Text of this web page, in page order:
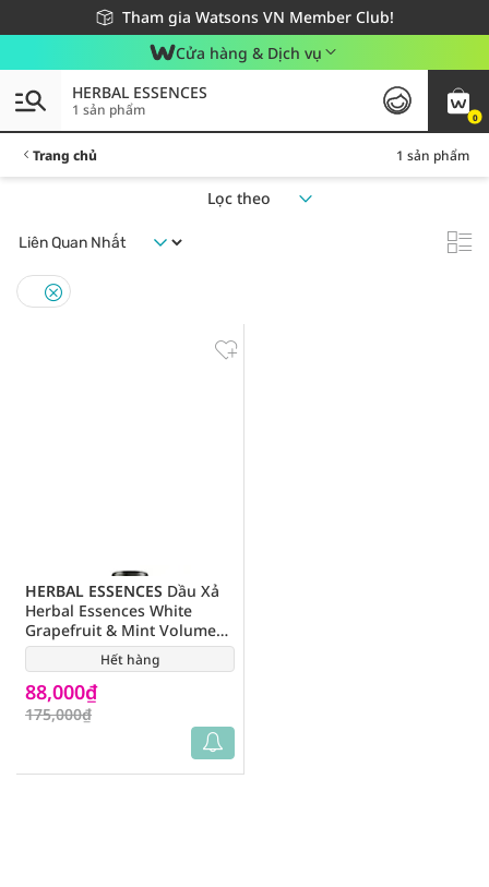
Tham gia Watsons VN Member Club!
Miễn phí giao hàng cho đơn hàng từ 249,000Đ
Giao hàng nhanh 24h - Áp dụng khu vực TP. Hồ Chí Minh
Cửa hàng & Dịch vụ
0
HERBAL ESSENCES
1 sản phẩm
Trang chủ 1 sản phẩm
Lọc theo
Hết hàng
HERBAL ESSENCES Dầu Xả
Herbal Essences White
Grapefruit & Mint Volume
Bưởi và Bạc Hà 400ml
88,000₫
175,000₫
(1)